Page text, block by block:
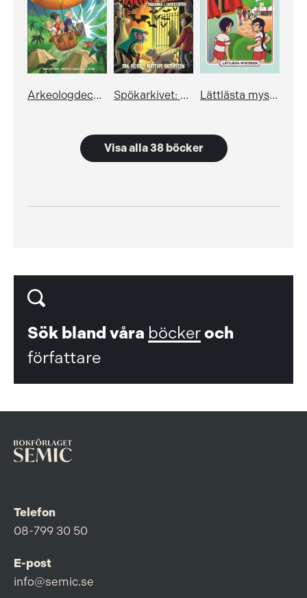
Arkeologdeckarna och Montezumas skatt Spökarkivet: Fångarna i underjorden Lättlästa mysterier: Cirkusdeckarna och kompismysteriet
Visa alla 38 böcker
Sök bland våra böckeroch
författare
Telefon
08-799 30 50
E-post
info@semic.se